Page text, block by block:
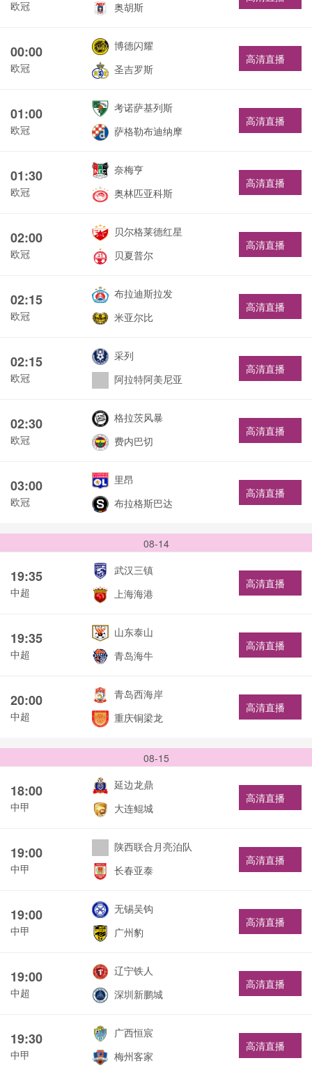
欧冠 奥胡斯
00:00
欧冠
博德闪耀
圣吉罗斯
高清直播
01:00
欧冠
考诺萨基列斯
萨格勒布迪纳摩
高清直播
01:30
欧冠
奈梅亨
奥林匹亚科斯
高清直播
02:00
欧冠
贝尔格莱德红星
贝夏普尔
高清直播
02:15
欧冠
布拉迪斯拉发
米亚尔比
高清直播
02:15
欧冠
采列
阿拉特阿美尼亚
高清直播
02:30
欧冠
格拉茨风暴
费内巴切
高清直播
03:00
欧冠
里昂
布拉格斯巴达
高清直播
08-14
19:35
中超
武汉三镇
上海海港
高清直播
19:35
中超
山东泰山
青岛海牛
高清直播
20:00
中超
青岛西海岸
重庆铜梁龙
高清直播
08-15
18:00
中甲
延边龙鼎
大连鲲城
高清直播
19:00
中甲
陕西联合月亮泊队
长春亚泰
高清直播
19:00
中甲
无锡吴钩
广州豹
高清直播
19:00
中超
辽宁铁人
深圳新鹏城
高清直播
19:30
中甲
广西恒宸
梅州客家
高清直播